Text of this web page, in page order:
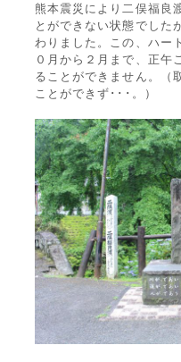
熊本震災により二俣福良
とができない状態でした
わりました。この、ハー
０月から２月まで、正午
ることができません。（
ことができず･･･。）